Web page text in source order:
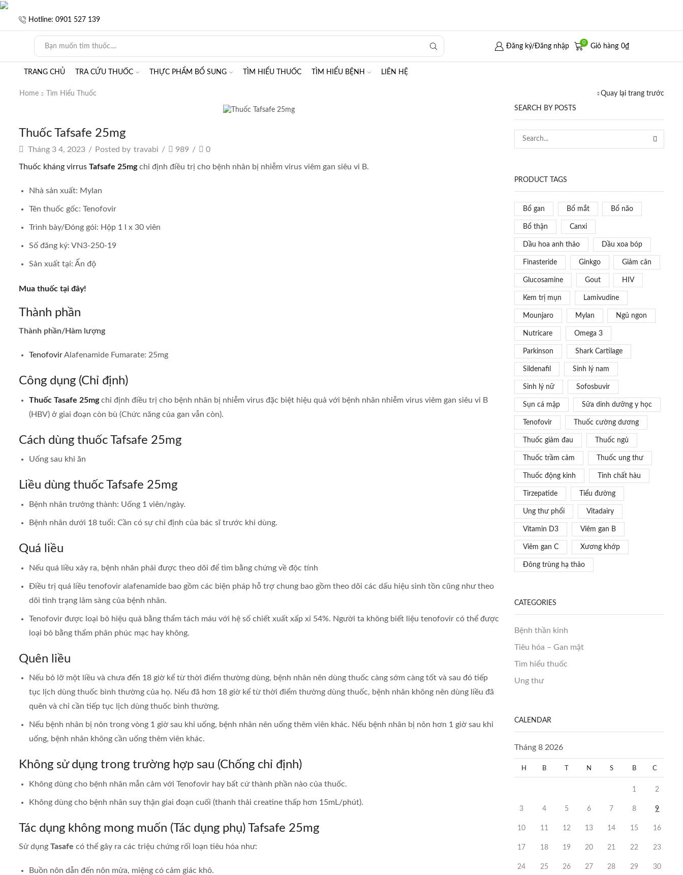
Hotline: 0901 527 139
input
Đăng ký/Đăng nhập
0
Giỏ hàng 0₫
TRANG CHỦ TRA CỨU THUỐC THỰC PHẨM BỔ SUNG TÌM HIỂU THUỐC TÌM HIỂU BỆNH LIÊN HỆ
Quay lại trang trước
Home Tìm Hiểu Thuốc
Tìm hiểu thuốc
Thuốc Tafsafe 25mg
Tháng 3 4, 2023 / Posted by travabi / 989 / 0
Thuốc kháng virrus Tafsafe 25mgchỉ định điều trị cho bệnh nhân bị nhiễm virus viêm gan siêu vi B.
Nhà sản xuất: Mylan
Tên thuốc gốc: Tenofovir
Trình bày/Đóng gói: Hộp 1 l x 30 viên
Số đăng ký: VN3-250-19
Sản xuất tại: Ấn độ
Mua thuốc tại đây!
Thành phần
Thành phần/Hàm lượng
TenofovirAlafenamide Fumarate: 25mg
Công dụng (Chỉ định)
Thuốc Tasafe 25mgchỉ định điều trị cho bệnh nhân bị nhiễm virus đặc biệt hiệu quả với bệnh nhân nhiễm virus viêm gan siêu vi B
(HBV) ở giai đoạn còn bù (Chức năng của gan vẫn còn).
Cách dùng thuốc Tafsafe 25mg
Uống sau khi ăn
Liều dùng thuốc Tafsafe 25mg
Bệnh nhân trưởng thành: Uống 1 viên/ngày.
Bệnh nhân dưới 18 tuổi: Cần có sự chỉ định của bác sĩ trước khi dùng.
Quá liều
Nếu quá liều xảy ra, bệnh nhân phải được theo dõi để tìm bằng chứng về độc tính
Điều trị quá liều tenofovir alafenamide bao gồm các biện pháp hỗ trợ chung bao gồm theo dõi các dấu hiệu sinh tồn cũng như theo
dõi tình trạng lâm sàng của bệnh nhân.
Tenofovir được loại bỏ hiệu quả bằng thẩm tách máu với hệ số chiết xuất xấp xỉ 54%. Người ta không biết liệu tenofovir có thể được
loại bỏ bằng thẩm phân phúc mạc hay không.
Quên liều
Nếu bỏ lỡ một liều và chưa đến 18 giờ kể từ thời điểm thường dùng, bệnh nhân nên dùng thuốc càng sớm càng tốt và sau đó tiếp
tục lịch dùng thuốc bình thường của họ. Nếu đã hơn 18 giờ kể từ thời điểm thường dùng thuốc, bệnh nhân không nên dùng liều đã
quên và chỉ cần tiếp tục lịch dùng thuốc bình thường.
Nếu bệnh nhân bị nôn trong vòng 1 giờ sau khi uống, bệnh nhân nên uống thêm viên khác. Nếu bệnh nhân bị nôn hơn 1 giờ sau khi
uống, bệnh nhân không cần uống thêm viên khác.
Không sử dụng trong trường hợp sau (Chống chỉ định)
Không dùng cho bệnh nhân mẫn cảm với Tenofovir hay bất cứ thành phần nào của thuốc.
Không dùng cho bệnh nhân suy thận giai đoạn cuối (thanh thải creatine thấp hơn 15mL/phút).
Tác dụng không mong muốn (Tác dụng phụ) Tafsafe 25mg
Sử dụng Tasafe có thể gây ra các triệu chứng rối loạn tiêu hóa như:
Buồn nôn dẫn đến nôn mửa, miệng có cảm giác khô.
SEARCH BY POSTS
PRODUCT TAGS
Bổ gan Bổ mắt Bổ não
Bổ thận Canxi
Dầu hoa anh thảo Dầu xoa bóp
Finasteride Ginkgo Giảm cân
Glucosamine Gout HIV
Kem trị mụn Lamivudine
Mounjaro Mylan Ngủ ngon
Nutricare Omega 3
Parkinson Shark Cartilage
Sildenafil Sinh lý nam
Sinh lý nữ Sofosbuvir
Sụn cá mập Sữa dinh dưỡng y học
Tenofovir Thuốc cường dương
Thuốc giảm đau Thuốc ngủ
Thuốc trầm cảm Thuốc ung thư
Thuốc động kinh Tinh chất hàu
Tirzepatide Tiểu đường
Ung thư phổi Vitadairy
Vitamin D3 Viêm gan B
Viêm gan C Xương khớp
Đông trùng hạ thảo
CATEGORIES
Bệnh thần kinh
Tiêu hóa – Gan mật
Tìm hiểu thuốc
Ung thư
CALENDAR
Tháng 8 2026
H B N S B C
1 2
3 4 5 6 7 8 9
10 11 12 13 14 15 16
17 18 19 20 21 22 23
24 25 26 27 28 29 30